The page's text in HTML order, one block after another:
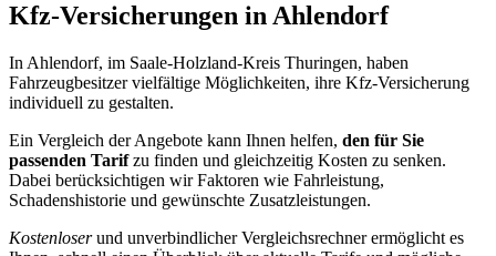
Kfz-Versicherungen in Ahlendorf
In Ahlendorf, im Saale-Holzland-Kreis Thuringen, haben
Fahrzeugbesitzer vielfältige Möglichkeiten, ihre Kfz‑Versicherung
individuell zu gestalten.
Ein Vergleich der Angebote kann Ihnen helfen, den für Sie
passenden Tarifzu finden und gleichzeitig Kosten zu senken.
Dabei berücksichtigen wir Faktoren wie Fahrleistung,
Schadenshistorie und gewünschte Zusatzleistungen.
Kostenloserund unverbindlicher Vergleichsrechner ermöglicht es